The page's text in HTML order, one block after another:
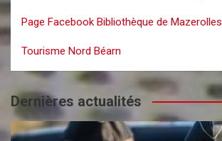
Page Facebook Bibliothèque de Mazerolles
Tourisme Nord Béarn
Dernières actualités